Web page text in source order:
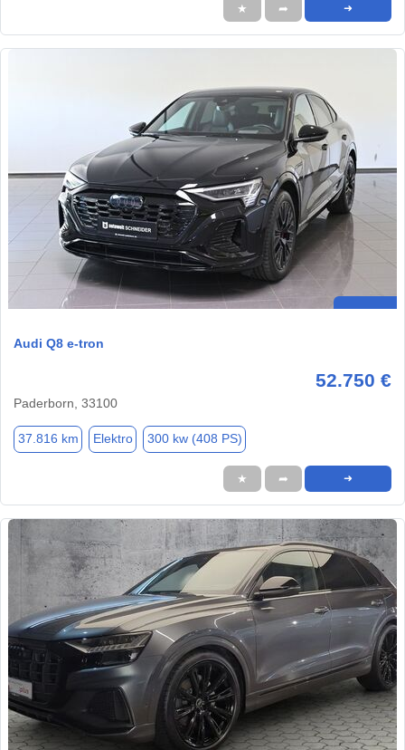
★ ➦ ➜
Audi Q8 e-tron
52.750 €
Paderborn, 33100
37.816 km Elektro 300 kw (408 PS)
★ ➦ ➜